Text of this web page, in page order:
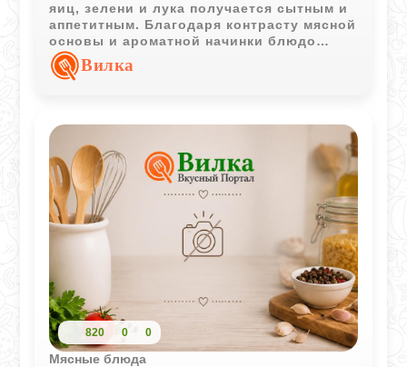
яиц, зелени и лука получается сытным и
аппетитным. Благодаря контрасту мясной
основы и ароматной начинки блюдо
выглядит красиво в разрезе и подходит
как для повседневного меню, так и для
Вилка
820 0 0
Мясные блюда